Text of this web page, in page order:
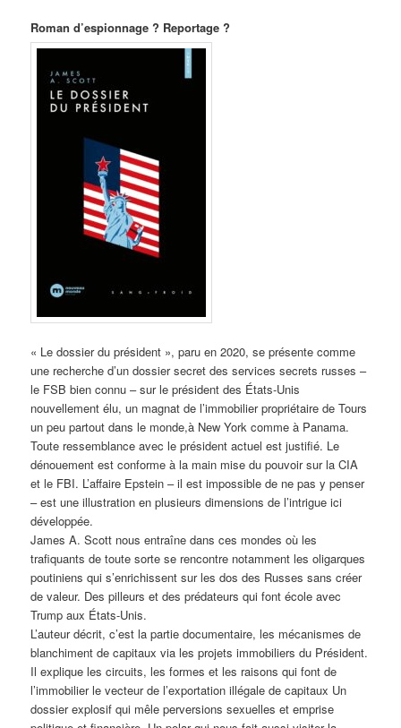
Roman d’espionnage ? Reportage ?
« Le dossier du président », paru en 2020, se présente comme
une recherche d’un dossier secret des services secrets russes –
le FSB bien connu – sur le président des États-Unis
nouvellement élu, un magnat de l’immobilier propriétaire de Tours
un peu partout dans le monde,à New York comme à Panama.
Toute ressemblance avec le président actuel est justifié. Le
dénouement est conforme à la main mise du pouvoir sur la CIA
et le FBI. L’affaire Epstein – il est impossible de ne pas y penser
– est une illustration en plusieurs dimensions de l’intrigue ici
développée.
James A. Scott nous entraîne dans ces mondes où les
trafiquants de toute sorte se rencontre notamment les oligarques
poutiniens qui s’enrichissent sur les dos des Russes sans créer
de valeur. Des pilleurs et des prédateurs qui font école avec
Trump aux États-Unis.
L’auteur décrit, c’est la partie documentaire, les mécanismes de
blanchiment de capitaux via les projets immobiliers du Président.
Il explique les circuits, les formes et les raisons qui font de
l’immobilier le vecteur de l’exportation illégale de capitaux Un
dossier explosif qui mêle perversions sexuelles et emprise